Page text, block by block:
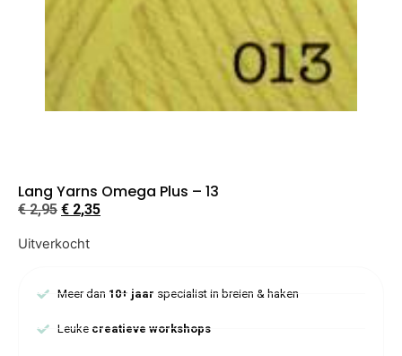
Lang Yarns Omega Plus – 13
€2,95 € 2,35
Uitverkocht
Meer dan 10+ jaar specialist in breien & haken
Leuke creatieve workshops